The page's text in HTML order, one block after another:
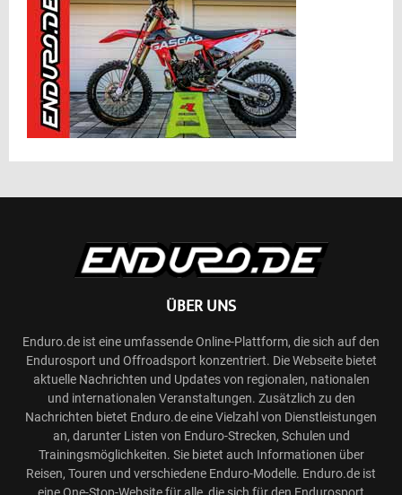
ÜBER UNS
Enduro.de ist eine umfassende Online-Plattform, die sich auf den
Endurosport und Offroadsport konzentriert. Die Webseite bietet
aktuelle Nachrichten und Updates von regionalen, nationalen
und internationalen Veranstaltungen. Zusätzlich zu den
Nachrichten bietet Enduro.de eine Vielzahl von Dienstleistungen
an, darunter Listen von Enduro-Strecken, Schulen und
Trainingsmöglichkeiten. Sie bietet auch Informationen über
Reisen, Touren und verschiedene Enduro-Modelle. Enduro.de ist